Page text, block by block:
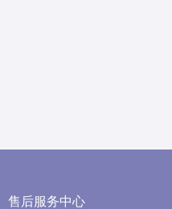
售后服务中心